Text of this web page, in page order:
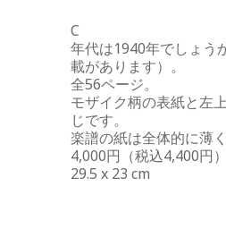
C
年代は1940年でしょう
載があります）。
全56ページ。
モザイク柄の表紙と左
じです。
楽譜の紙は全体的に薄
4,000円（税込4,400円）
29.5 x 23 cm